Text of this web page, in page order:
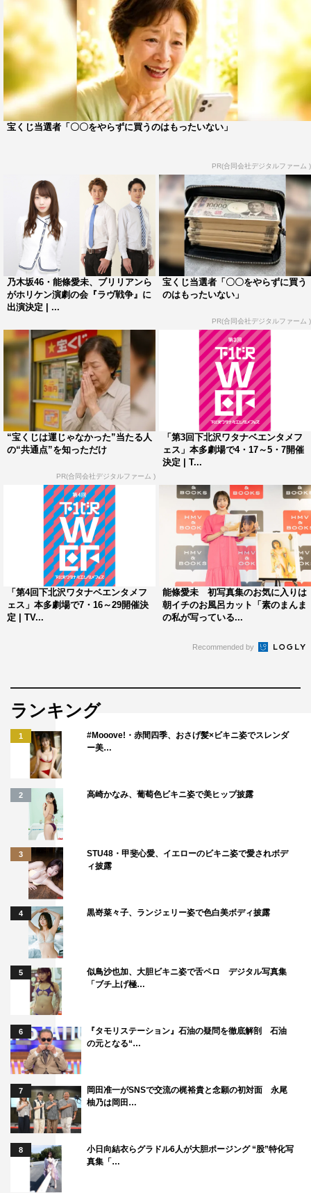
イブスペクタクルツアー』主役 の勇者役で注目を浴びた
松浦司も出演する。ほかにも、注目の女優、若手俳優、小
劇場のクセ者などが集結し、唯一無二のホリケンワールド
の舞台化に挑む。
なお、チケットのファンクラブ先行販売が1月24日
（火）ひる12時から受け付け開始。
乃木坂46Mobile：http://sp.nogizaka46.com/
アイドル ネプチューン 乃木坂46
堀内健
宝くじ当選者「〇〇をやらずに買うのはもったいない」
PR(合同会社デジタルファーム )
乃木坂46・能條愛未、ブリリアンら
がホリケン演劇の会『ラヴ戦争』に
出演決定 | ...
宝くじ当選者「〇〇をやらずに買う
のはもったいない」
PR(合同会社デジタルファーム )
“宝くじは運じゃなかった”当たる人
の“共通点”を知っただけ
PR(合同会社デジタルファーム )
「第3回下北沢ワタナベエンタメフ
ェス」本多劇場で4・17～5・7開催
決定 | T...
「第4回下北沢ワタナベエンタメフ
ェス」本多劇場で7・16～29開催決
定 | TV...
能條愛未 初写真集のお気に入りは
朝イチのお風呂カット「素のまんま
の私が写っている...
Recommended by
ランキング
1
#Mooove!・赤間四季、おさげ髪×ビキニ姿でスレンダ
ー美…
2 高崎かなみ、葡萄色ビキニ姿で美ヒップ披露
3
STU48・甲斐心愛、イエローのビキニ姿で愛されボデ
ィ披露
4 黒嵜菜々子、ランジェリー姿で色白美ボディ披露
5
似鳥沙也加、大胆ビキニ姿で舌ペロ デジタル写真集
「ブチ上げ極…
6
『タモリステーション』石油の疑問を徹底解剖 石油
の元となる“…
7
岡田准一がSNSで交流の梶裕貴と念願の初対面 永尾
柚乃は岡田…
8
小日向結衣らグラドル6人が大胆ポージング “股”特化写
真集「…